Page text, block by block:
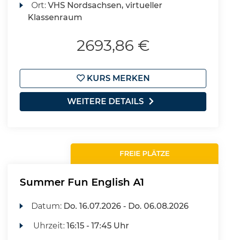
Ort:VHS Nordsachsen, virtueller
Klassenraum
2693,86 €
KURS MERKEN
WEITERE DETAILS
FREIE PLÄTZE
Summer Fun English A1
Datum: Do. 16.07.2026 - Do. 06.08.2026
Uhrzeit:16:15 - 17:45 Uhr